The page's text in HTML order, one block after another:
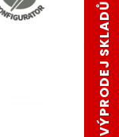
VÝPRODEJ SKLADŮ